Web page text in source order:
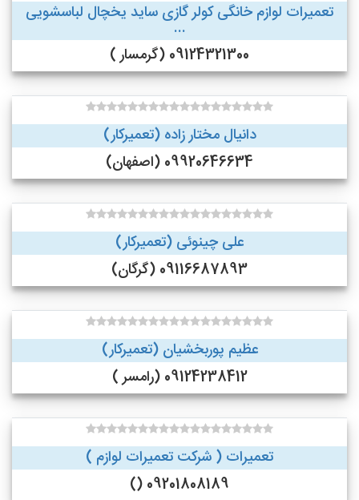
تعمیرات لوازم خانگی کولر گازی ساید یخچال لباسشویی
...
09124321300 (گرمسار )
دانیال مختار زاده (تعمیرکار)
09920646634 (اصفهان)
علی چینوئی (تعمیرکار)
09116687893 (گرگان)
عظیم پوربخشیان (تعمیرکار)
09124238412 (رامسر )
تعمیرات ( شرکت تعمیرات لوازم )
09201808189 ()